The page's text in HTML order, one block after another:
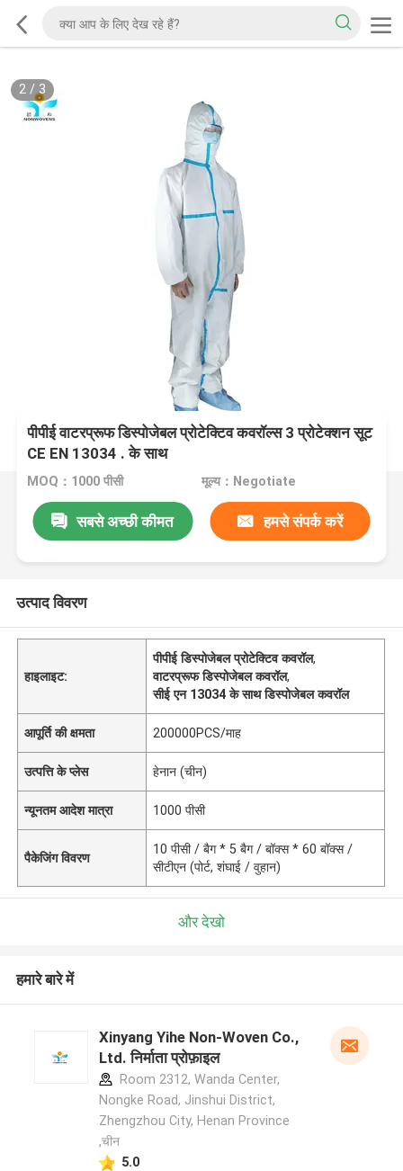
2/3
पीपीई वाटरप्रूफ डिस्पोजेबल प्रोटेक्टिव कवरॉल्स 3 प्रोटेक्शन सूट
CE EN 13034 . के साथ
MOQ：1000 पीसी मूल्य：Negotiate
सबसे अच्छी कीमत हमसे संपर्क करें
उत्पाद विवरण
हाइलाइट:
पीपीई डिस्पोजेबल प्रोटेक्टिव कवरॉल,
वाटरप्रूफ डिस्पोजेबल कवरॉल,
सीई एन 13034 के साथ डिस्पोजेबल कवरॉल
आपूर्ति की क्षमता 200000PCS/माह
उत्पत्ति के प्लेस हेनान (चीन)
न्यूनतम आदेश मात्रा 1000 पीसी
पैकेजिंग विवरण
10 पीसी / बैग * 5 बैग / बॉक्स * 60 बॉक्स /
सीटीएन (पोर्ट, शंघाई / वुहान)
और देखो
हमारे बारे में
Xinyang Yihe Non-Woven Co.,
Ltd. निर्माता प्रोफ़ाइल
Room 2312, Wanda Center,
Nongke Road, Jinshui District,
Zhengzhou City, Henan Province
,चीन
5.0